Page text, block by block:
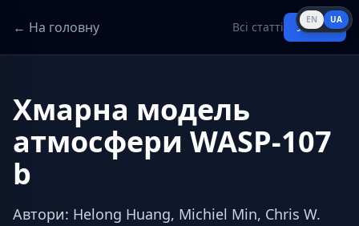
← На головну Всі статті Увійти
Хмарна модель
атмосфери WASP-107
b
Автори: Helong Huang, Michiel Min, Chris W.
EN UA